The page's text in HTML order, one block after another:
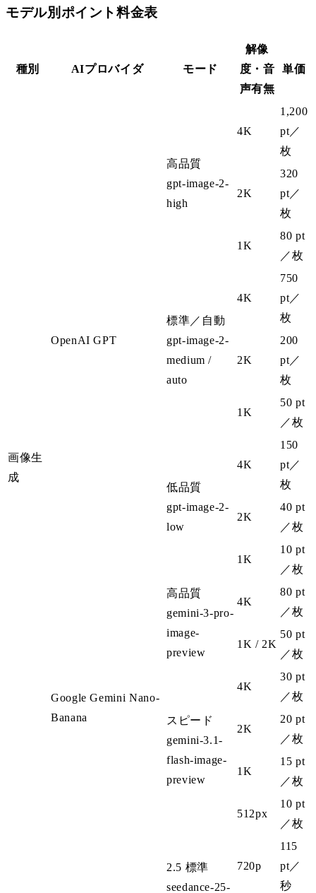
モデル別ポイント料金表
種別 AIプロバイダ モード
解像
度・音
声有無
単価
画像生
成
OpenAI GPT
高品質
gpt-image-2-
high
4K
1,200
pt／
枚
2K
320
pt／
枚
1K
80 pt
／枚
標準／自動
gpt-image-2-
medium /
auto
4K
750
pt／
枚
2K
200
pt／
枚
1K
50 pt
／枚
低品質
gpt-image-2-
low
4K
150
pt／
枚
2K
40 pt
／枚
1K
10 pt
／枚
Google Gemini Nano-
Banana
高品質
gemini-3-pro-
image-
preview
4K
80 pt
／枚
1K / 2K
50 pt
／枚
スピード
gemini-3.1-
flash-image-
preview
4K
30 pt
／枚
2K
20 pt
／枚
1K
15 pt
／枚
512px
10 pt
／枚
2.5 標準
seedance-25-
720p
115
pt／
秒